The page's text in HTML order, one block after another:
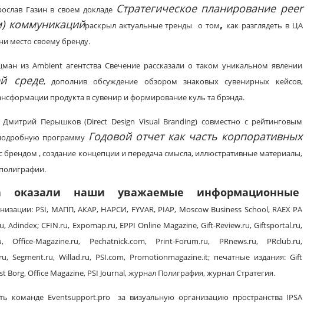
Газин в своем докладе Стратегическое планирование peer
коммуникацийраскрыл актуальные тренды о том, как разглядеть в ЦА
место своему бренду.
из Ambient агентства Свечение рассказали о таком уникальном явлении
среде, дополнив обсуждение обзором знаковых сувенирных кейсов,
продукта в сувенир и формирование куль та брэнда.
Перышков (Direct Design Visual Branding) совместно с рейтинговым
программу Годовой отчет как часть корпоративных
брендом , создание концепции и передача смысла, иллюстративные материалы,
оказали наши уважаемые информационные
PSI, МАПП, АКАР, НАРСИ, FYVAR, PIAP, Moscow Business School, RAEX РА
Adindex; CFIN.ru, Expomap.ru, EPPI Online Magazine, Gift-Review.ru, Giftsportal.ru,
Office-Magazine.ru, Pechatnick.com, Print-Forum.ru, PRnews.ru, PRclub.ru,
Segment.ru, Willad.ru, PSI.com, Promotionmagazine.it; печатные издания: Gift
Borg, Office Magazine, PSI Journal, журнал Полиграфия, журнал Стратегия.
команде Eventsupport.pro за визуальную организацию пространства IPSA